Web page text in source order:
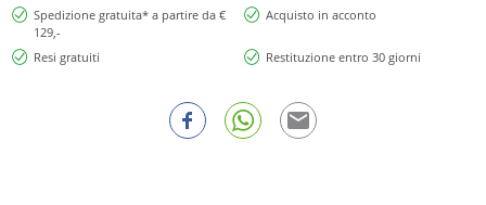
Spedizione gratuita* a partire da €
129,-
Acquisto in acconto
Resi gratuiti Restituzione entro 30 giorni